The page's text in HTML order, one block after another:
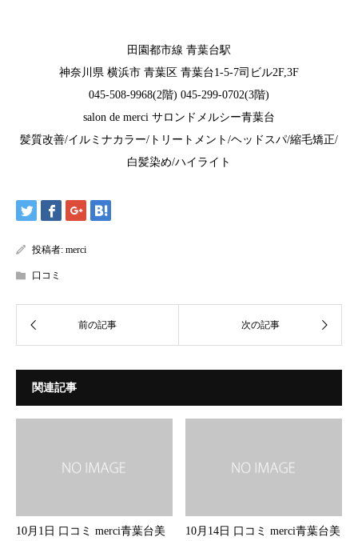
田園都市線 青葉台駅
神奈川県 横浜市 青葉区 青葉台1-5-7司ビル2F,3F
045-508-9968(2階) 045-299-0702(3階)
salon de merci サロンドメルシー青葉台
髪質改善/イルミナカラー/トリートメント/ヘッドスパ/縮毛矯正/
白髪染め/ハイライト
投稿者: merci
口コミ
関連記事
10月1日 口コミ merci青葉台美
10月14日 口コミ merci青葉台美